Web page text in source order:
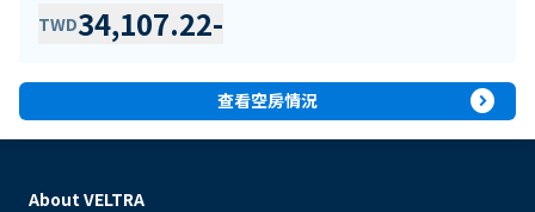
TWD34,107.22-
查看空房情況 expand_circle_right
About VELTRA